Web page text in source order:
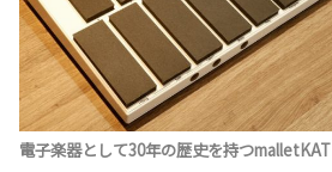
電子楽器として30年の歴史を持つmalletKAT